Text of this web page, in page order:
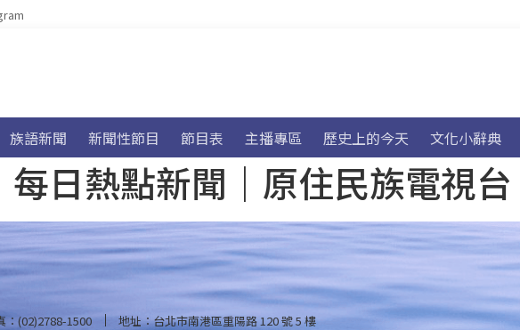
族語新聞 新聞性節目 節目表 主播專區 歷史上的今天 文化小辭典
日熱點新聞｜原住民族電視台
：(02)2788-1500
地址：台北市南港區重陽路 120 號 5 樓